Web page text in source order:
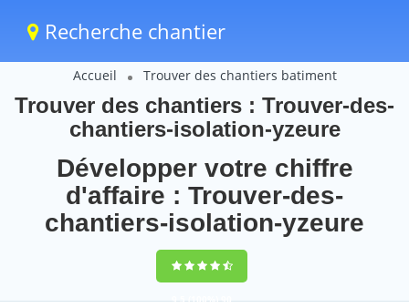
Recherche chantier
Accueil Trouver des chantiers batiment
Trouver des chantiers : Trouver-des-
chantiers-isolation-yzeure
Développer votre chiffre
d'affaire : Trouver-des-
chantiers-isolation-yzeure
9,5(100%)90